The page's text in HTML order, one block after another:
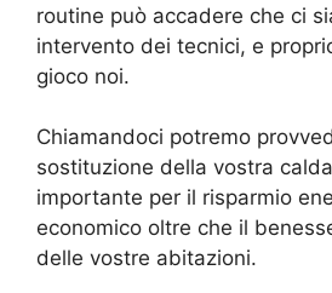
routine può accadere che ci
intervento dei tecnici, e
gioco noi.
Chiamandoci potremo
sostituzione della vostra
importante per il risparmio
economico oltre che il
delle vostre abitazioni.